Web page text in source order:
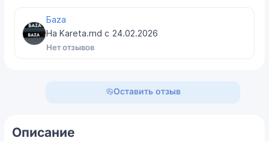
Бaza
На Kareta.md с 24.02.2026
Нет отзывов
Оставить отзыв
Описание